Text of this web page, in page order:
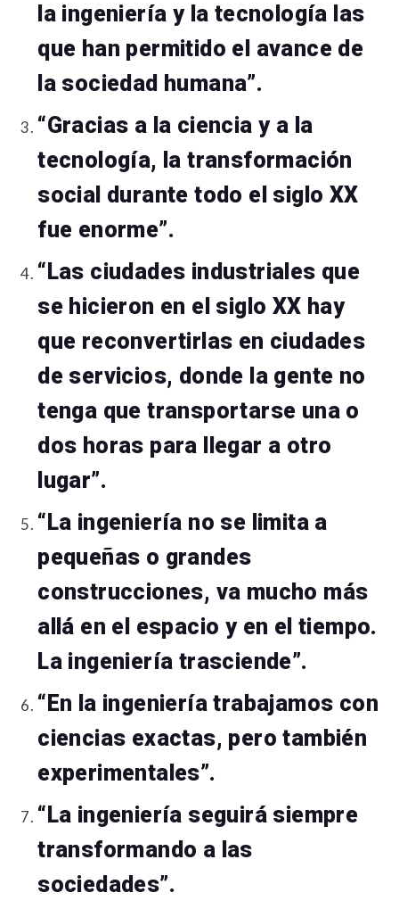
la ingeniería y la tecnología las
que han permitido el avance de
la sociedad humana”.
“Gracias a la ciencia y a la
tecnología, la transformación
social durante todo el siglo XX
fue enorme”.
“Las ciudades industriales que
se hicieron en el siglo XX hay
que reconvertirlas en ciudades
de servicios, donde la gente no
tenga que transportarse una o
dos horas para llegar a otro
lugar”.
“La ingeniería no se limita a
pequeñas o grandes
construcciones, va mucho más
allá en el espacio y en el tiempo.
La ingeniería trasciende”.
“En la ingeniería trabajamos con
ciencias exactas, pero también
experimentales”.
“La ingeniería seguirá siempre
transformando a las
sociedades”.